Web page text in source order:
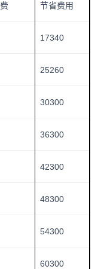
节省费用
17340
25260
30300
36300
42300
48300
54300
60300